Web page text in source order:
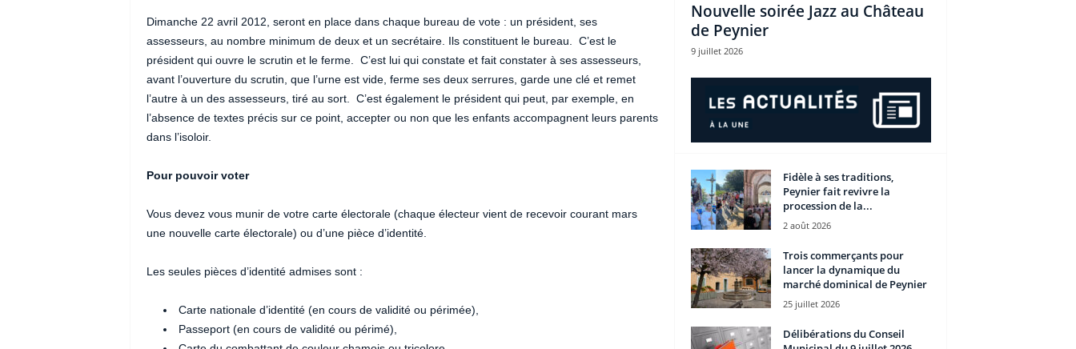
Dimanche 22 avril 2012, seront en place dans chaque bureau de vote : un président, ses
assesseurs, au nombre minimum de deux et un secrétaire. Ils constituent le bureau. C’est le
président qui ouvre le scrutin et le ferme. C’est lui qui constate et fait constater à ses assesseurs,
avant l’ouverture du scrutin, que l’urne est vide, ferme ses deux serrures, garde une clé et remet
l’autre à un des assesseurs, tiré au sort. C’est également le président qui peut, par exemple, en
l’absence de textes précis sur ce point, accepter ou non que les enfants accompagnent leurs parents
dans l’isoloir.
Pour pouvoir voter
Vous devez vous munir de votre carte électorale (chaque électeur vient de recevoir courant mars
une nouvelle carte électorale) ou d’une pièce d’identité.
Les seules pièces d’identité admises sont :
Carte nationale d’identité (en cours de validité ou périmée),
Passeport (en cours de validité ou périmé),
Nouvelle soirée Jazz au Château
de Peynier
9 juillet 2026
Fidèle à ses traditions,
Peynier fait revivre la
procession de la...
2 août 2026
Trois commerçants pour
lancer la dynamique du
marché dominical de Peynier
25 juillet 2026
Délibérations du Conseil